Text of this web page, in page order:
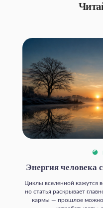
Энергия человека
Циклы вселенной кажутся
но статья раскрывает
кармы — прошлое можно